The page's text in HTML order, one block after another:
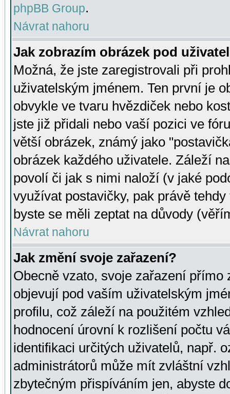
phpBB Group.
Návrat nahoru
Jak zobrazím obrázek pod
Možná, že jste zaregistrovali při
uživatelským jménem. Ten první je
obvykle ve tvaru hvězdiček nebo
jste již přidali nebo vaší pozici ve
větší obrázek, známý jako
obrázek každého uživatele. Záleží
povolí či jak s nimi naloží (v jaké
využívat postavičky, pak právě
byste se měli zeptat na důvody
Návrat nahoru
Jak změní svoje zařazení?
Obecně vzato, svoje zařazení přímo
objevují pod vaším uživatelským
profilu, což záleží na použitém
hodnocení úrovní k rozlišení počtu
identifikaci určitých uživatelů, např.
administrátorů může mít zvláštní
zbytečným přispíváním jen, abyste